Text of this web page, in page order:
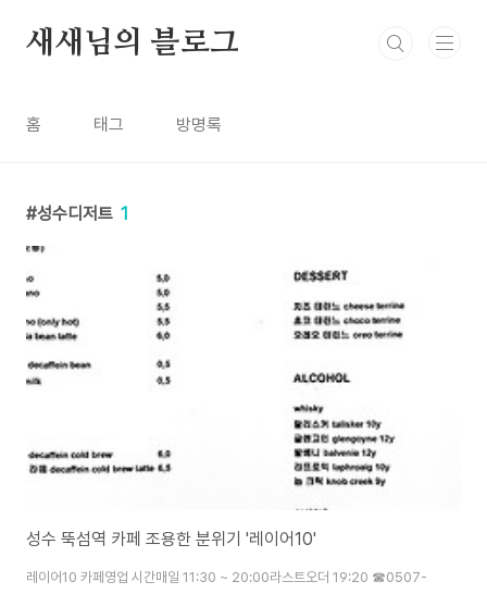
새새님의 블로그
홈 태그 방명록
성수디저트 1
성수 뚝섬역 카페 조용한 분위기 '레이어10'
레이어10 카페영업 시간매일 11:30 ~ 20:00라스트오더 19:20 ☎0507-